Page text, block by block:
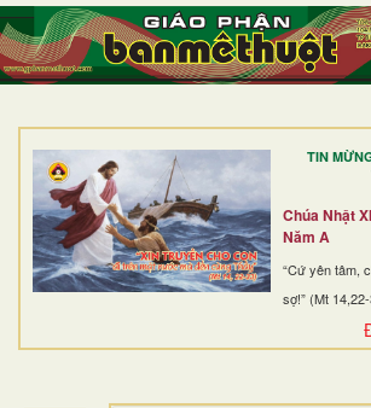
TIN
Chúa Nhật
Năm A
“Cứ yên tâm,
sợ!” (Mt
TRANG NHẤT
GIỚI THIỆU
DÒNG TU
BAN MỤC VỤ
ĐOÀN THỂ CG
ĐIỂM HÀNH HƯƠNG